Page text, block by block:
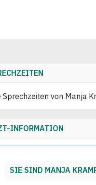
Sprechzeiten von Manja
INFORMATION
SIE SIND MANJA